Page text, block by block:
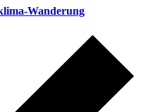
Wanderung